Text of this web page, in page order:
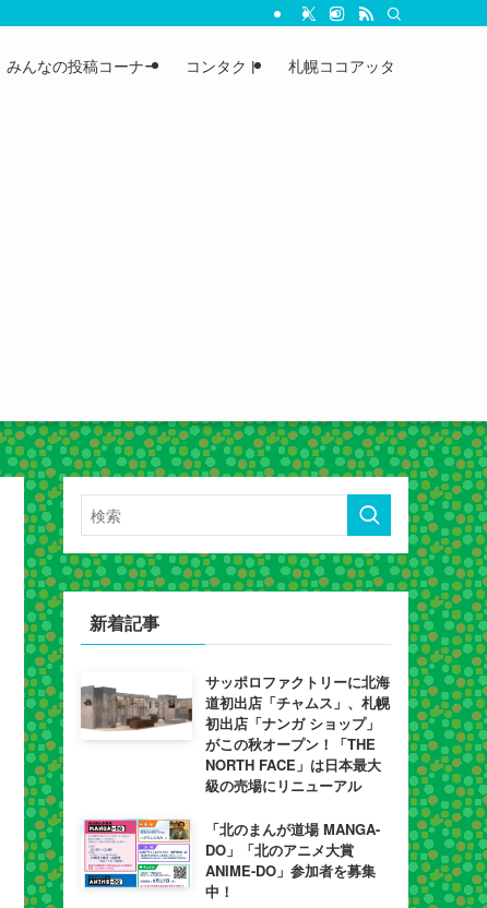
みんなの投稿コーナー コンタクト 札幌ココアッタ
新着記事
サッポロファクトリーに北海
道初出店「チャムス」、札幌
初出店「ナンガ ショップ」
がこの秋オープン！「THE
NORTH FACE」は日本最大
級の売場にリニューアル
「北のまんが道場 MANGA-
DO」「北のアニメ大賞
ANIME-DO」参加者を募集
中！